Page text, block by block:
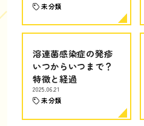
未分類
溶連菌感染症の発疹
いつからいつまで？
特徴と経過
2025.06.21
未分類